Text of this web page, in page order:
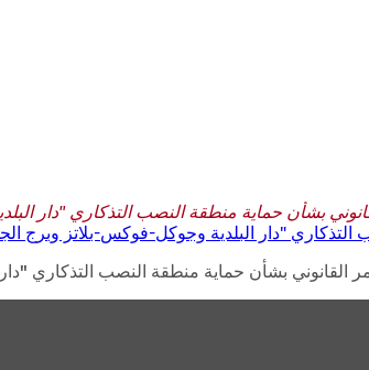
بشأن حماية منطقة النصب التذكاري "دار البلدية
"دار البلدية وجوكل-فوكس-بلاتز وبرج الجسر" في
القانوني بشأن حماية منطقة النصب التذكاري "دار